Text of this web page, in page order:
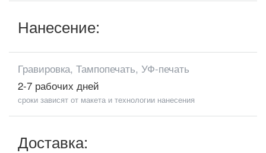
Нанесение:
Гравировка, Тампопечать, УФ-печать
2-7 рабочих дней
сроки зависят от макета и технологии нанесения
Доставка: